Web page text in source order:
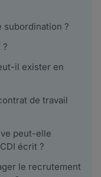
subordination ?
?
il exister en
de travail
peut-elle
écrit ?
le recrutement